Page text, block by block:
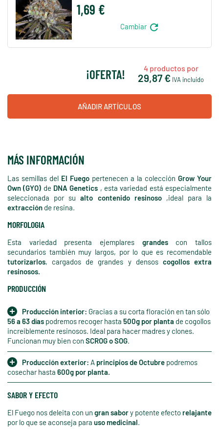
1,69 €
Cambiar refresh
¡OFERTA! 4productos por
29,87 € IVA incluido
AÑADIR ARTÍCULOS
MÁS INFORMACIÓN
Las semillas del El Fuego pertenecen a la colección Grow Your
Own (GYO) de DNA Genetics , esta variedad está especialmente
seleccionada por sualto contenido resinoso,ideal para la
extracción de resina.
MORFOLOGIA
Esta variedad presenta ejemplares grandes con tallos
secundarios también muy largos, por lo que es recomendable
tutorizarlos, cargados de grandes y densos cogollos extra
resinosos.
PRODUCCIÓN
Producción interior: Gracias a su corta floración en tan sólo
56 a 63 días podremos recoger hasta 500g por planta de cogollos
increiblemente resinosos. Ideal para hacer madres y clones.
Funcionan muy bien con SCROG o SOG.
Producción exterior: A principios de Octubre podremos
cosechar hasta 600g por planta.
SABOR Y EFECTO
El Fuego nos deleita con un gran sabory potente efecto relajante
por lo que se aconseja para uso medicinal.